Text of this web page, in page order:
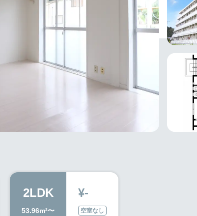
2LDK
53.96m²〜
¥-
空室なし